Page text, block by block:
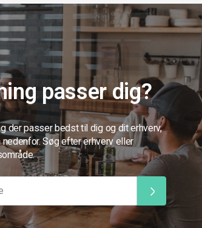
passer dig?
der passer bedst til dig og dit erhverv,
Søg efter erhverv eller